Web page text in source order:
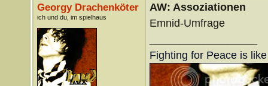
Georgy Drachenköter
ich und du, im spielhaus
AW: Assoziationen
Emnid-Umfrage
Fighting for Peace is